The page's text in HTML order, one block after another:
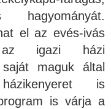
hagyományát.
el az evés-ivás
az igazi házi
maguk által
is
is várja a